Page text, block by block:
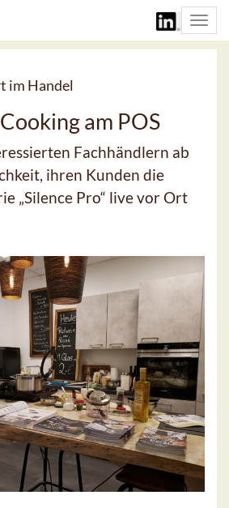
im Handel
am POS
Fachhändlern ab
ihren Kunden die
„Silence Pro“ live vor Ort